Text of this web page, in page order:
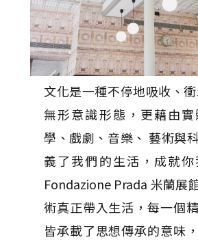
文化是一種不停地吸收、
無形意識形態，更藉由
學、戲劇、音樂、 藝術與
義了我們的生活，成就你
Fondazione Prada 米蘭展
術真正帶入生活，每一個
皆承載了思想傳承的意味